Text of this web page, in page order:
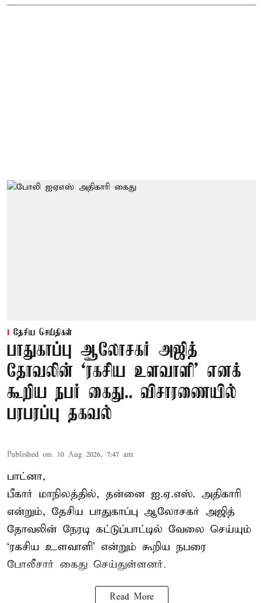
தேசிய செய்திகள்
பாதுகாப்பு ஆலோசகர் அஜித்
தோவலின் ‘ரகசிய உளவாளி’ எனக்
கூறிய நபர் கைது.. விசாரணையில்
பரபரப்பு தகவல்
Published on: 10 Aug 2026, 7:47 am
பாட்னா,
பீகார் மாநிலத்தில், தன்னை ஐ.ஏ.எஸ். அதிகாரி
என்றும், தேசிய பாதுகாப்பு ஆலோசகர் அஜித்
தோவலின் நேரடி கட்டுப்பாட்டில் வேலை செய்யும்
‘ரகசிய உளவாளி’ என்றும் கூறிய நபரை
போலீசார் கைது செய்துள்ளனர்.
Read More